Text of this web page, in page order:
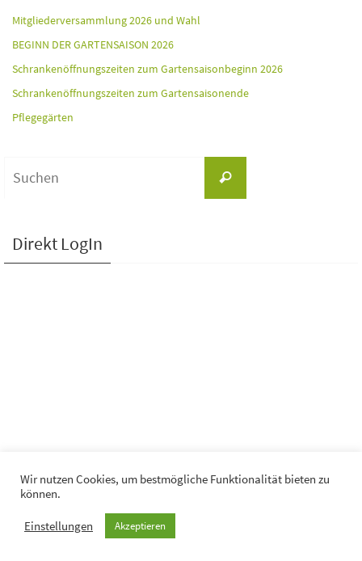
Mitgliederversammlung 2026 und Wahl
BEGINN DER GARTENSAISON 2026
Schrankenöffnungszeiten zum Gartensaisonbeginn 2026
Schrankenöffnungszeiten zum Gartensaisonende
Pflegegärten
Suchen
Direkt LogIn
© KGA "Hinter dem Mühlenteich" Wismar e. V.
Wir nutzen Cookies, um bestmögliche Funktionalität bieten zu
können.
Einstellungen Akzeptieren